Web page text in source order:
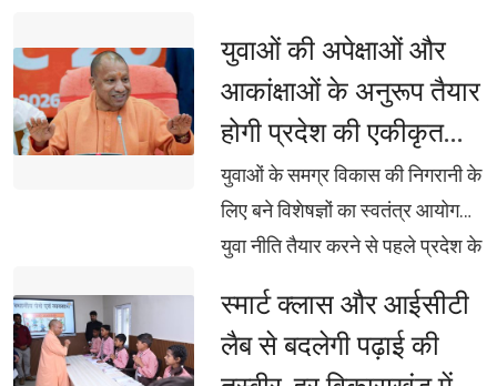
युवाओं की अपेक्षाओं और
आकांक्षाओं के अनुरूप तैयार
होगी प्रदेश की एकीकृत
युवा नीति: मुख्यमंत्री
युवाओं के समग्र विकास की निगरानी के
लिए बने विशेषज्ञों का स्वतंत्र आयोग
युवा नीति तैयार करने से पहले प्रदेश के
अपेक्षाओं, आकांक्षाओं और
आवश्यकताओं को समझा जाए :
स्मार्ट क्लास और आईसीटी
लैब से बदलेगी पढ़ाई की